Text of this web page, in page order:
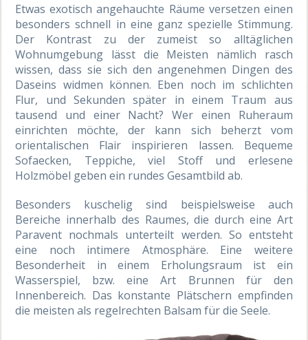
Etwas exotisch angehauchte Räume versetzen einen
besonders schnell in eine ganz spezielle Stimmung.
Der Kontrast zu der zumeist so alltäglichen
Wohnumgebung lässt die Meisten nämlich rasch
wissen, dass sie sich den angenehmen Dingen des
Daseins widmen können. Eben noch im schlichten
Flur, und Sekunden später in einem Traum aus
tausend und einer Nacht? Wer einen Ruheraum
einrichten möchte, der kann sich beherzt vom
orientalischen Flair inspirieren lassen. Bequeme
Sofaecken, Teppiche, viel Stoff und erlesene
Holzmöbel geben ein rundes Gesamtbild ab.
Besonders kuschelig sind beispielsweise auch
Bereiche innerhalb des Raumes, die durch eine Art
Paravent nochmals unterteilt werden. So entsteht
eine noch intimere Atmosphäre. Eine weitere
Besonderheit in einem Erholungsraum ist ein
Wasserspiel, bzw. eine Art Brunnen für den
Innenbereich. Das konstante Plätschern empfinden
die meisten als regelrechten Balsam für die Seele.